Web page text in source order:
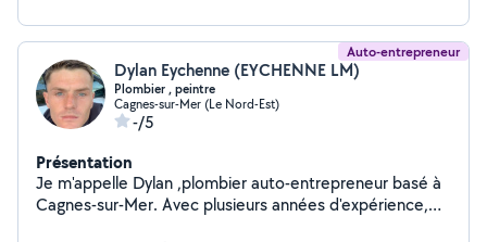
Auto-entrepreneur
Dylan Eychenne (EYCHENNE LM)
Plombier , peintre
Cagnes-sur-Mer (Le Nord-Est)
-/5
Présentation
Je m'appelle Dylan ,plombier auto-entrepreneur basé à
Cagnes-sur-Mer. Avec plusieurs années d'expérience,